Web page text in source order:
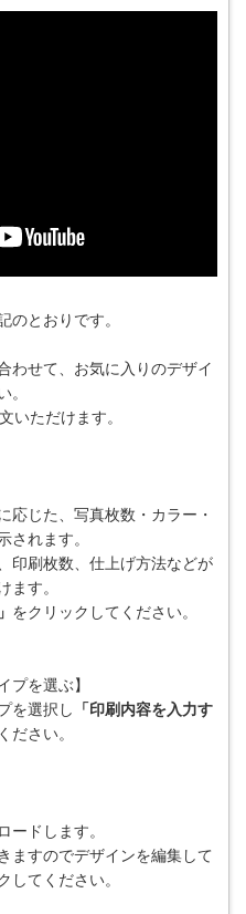
のとおりです。
せて、お気に入りのデザイ
。
ただけます。
じた、写真枚数・カラー・
されます。
印刷枚数、仕上げ方法などが
ます。
をクリックしてください。
プを選ぶ】
を選択し
「印刷内容を入力す
ださい。
ドします。
すのでデザインを編集して
してください。